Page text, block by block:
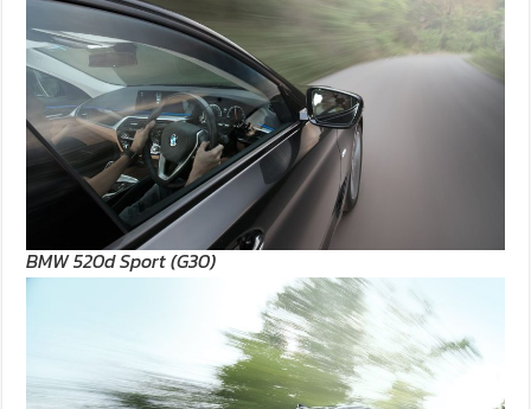
BMW 520d Sport (G30)